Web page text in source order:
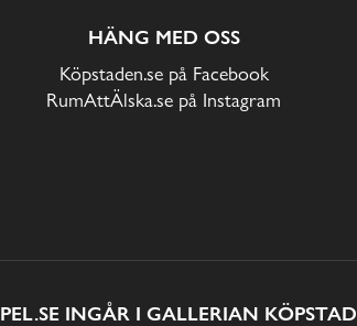
HÄNG MED OSS
Köpstaden.se på Facebook
RumAttÄlska.se på Instagram
INGÅR I GALLERIAN